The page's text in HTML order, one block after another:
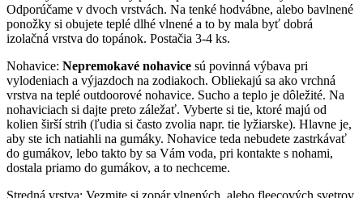
Odporúčame v dvoch vrstvách. Na tenké hodvábne, alebo bavlnené
ponožky si obujete teplé dlhé vlnené a to by mala byť dobrá
izolačná vrstva do topánok. Postačia 3-4 ks.
Nohavice: Nepremokavé nohavice sú povinná výbava pri
vylodeniach a výjazdoch na zodiakoch. Obliekajú sa ako vrchná
vrstva na teplé outdoorové nohavice. Sucho a teplo je dôležité. Na
nohaviciach si dajte preto záležať. Vyberte si tie, ktoré majú od
kolien širší strih (ľudia si často zvolia napr. tie lyžiarske). Hlavne je,
aby ste ich natiahli na gumáky. Nohavice teda nebudete zastrkávať
do gumákov, lebo takto by sa Vám voda, pri kontakte s nohami,
dostala priamo do gumákov, a to nechceme.
Stredná vrstva: Vezmite si zopár vlnených, alebo fleecových svetrov